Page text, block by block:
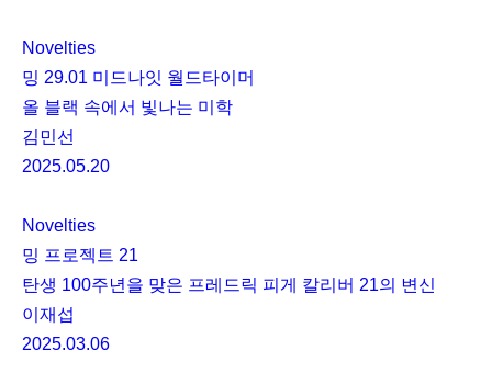
Novelties
밍 29.01 미드나잇 월드타이머
올 블랙 속에서 빛나는 미학
김민선
2025.05.20
Novelties
밍 프로젝트 21
탄생 100주년을 맞은 프레드릭 피게 칼리버 21의 변신
이재섭
2025.03.06